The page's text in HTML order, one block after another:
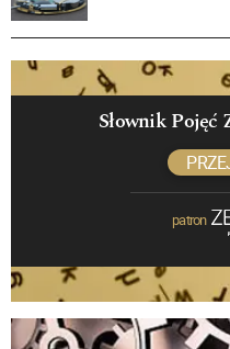
Słownik Pojęć
patron